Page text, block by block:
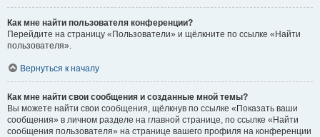
Как мне найти пользователя конференции?
Перейдите на страницу «Пользователи» и щёлкните по ссылке «Найти
пользователя».
Вернуться к началу
Как мне найти свои сообщения и созданные мной темы?
Вы можете найти свои сообщения, щёлкнув по ссылке «Показать ваши
сообщения» в личном разделе на главной странице, по ссылке «Найти
сообщения пользователя» на странице вашего профиля на конференции